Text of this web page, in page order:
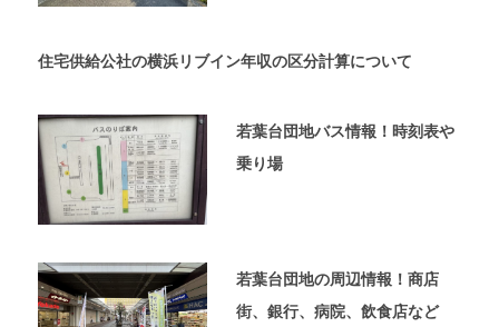
田
央」
覧
約
が
可
な
不
動
住宅供給公社の横浜リブイン年収の区分計算について
若葉台団地バス情報！時刻表や
乗り場
若葉台団地の周辺情報！商店
街、銀行、病院、飲食店など